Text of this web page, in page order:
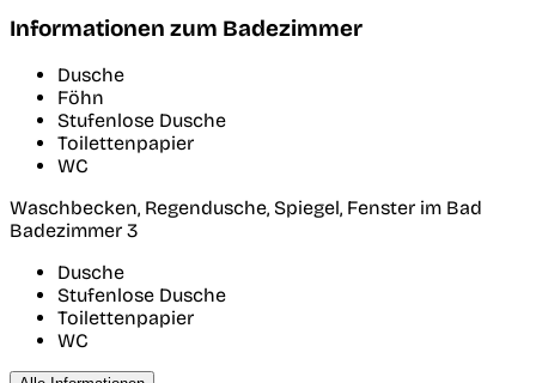
Informationen zum Badezimmer
Dusche
Föhn
Stufenlose Dusche
Toilettenpapier
WC
Waschbecken, Regendusche, Spiegel, Fenster im Bad
Badezimmer 3
Dusche
Stufenlose Dusche
Toilettenpapier
WC